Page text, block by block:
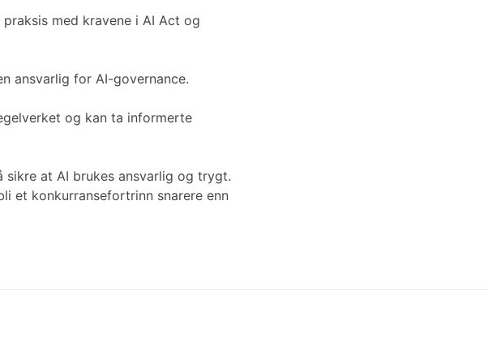
med kravene i AI Act og
ansvarlig for AI-governance.
og kan ta informerte
at AI brukes ansvarlig og trygt.
et konkurransefortrinn snarere enn